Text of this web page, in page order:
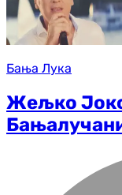
Бања Лука
Жељко